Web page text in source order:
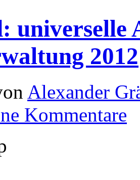
universelle
2012
Alexander
Kommentare